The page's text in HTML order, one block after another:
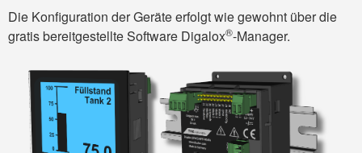
Die Konfiguration der Geräte erfolgt wie gewohnt über die
gratis bereit­gestellte Soft­ware Digalox®-Manager.